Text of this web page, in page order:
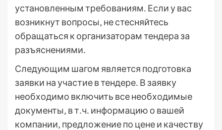
установленным требованиям․ Если у вас
возникнут вопросы‚ не стесняйтесь
обращаться к организаторам тендера за
разъяснениями․
Следующим шагом является подготовка
заявки на участие в тендере․ В заявку
необходимо включить все необходимые
документы‚ в т․ч․ информацию о вашей
компании‚ предложение по цене и качеству